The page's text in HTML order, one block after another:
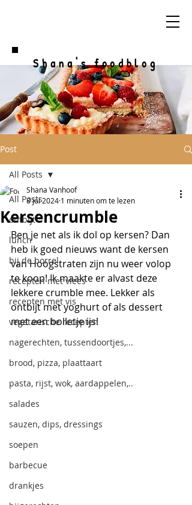
Shana's foodblog
Post
All Posts
ontbijt
lunch
bij de borrel
recepten met vlees
recepten met vis
vegetarische recepten
nagerechten, tussendoortjes,...
brood, pizza, plaattaart
pasta, rijst, wok, aardappelen,..
salades
sauzen, dips, dressings
soepen
barbecue
drankjes
All Posts
Kersencrumble
Shana Vanhoof
8 jul 2024 1 minuten om te lezen
Ben je net als ik dol op kersen? Dan
heb ik goed nieuws want de kersen
van Hoogstraten zijn nu weer volop
te koop! Ik maakte er alvast deze
lekkere crumble mee. Lekker als
ontbijt met yoghurt of als dessert
met een bolletje ijs!